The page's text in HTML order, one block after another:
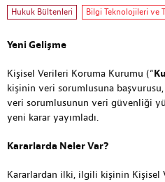
Hukuk Bültenleri Bilgi Teknolojileri ve
Yeni Gelişme
Kişisel Verileri Koruma Kurumu (“
kişinin veri sorumlusuna
veri sorumlusunun veri güvenliği
yeni karar yayımladı.
Kararlarda Neler Var?
Kararlardan ilki, ilgili kişinin Kişisel